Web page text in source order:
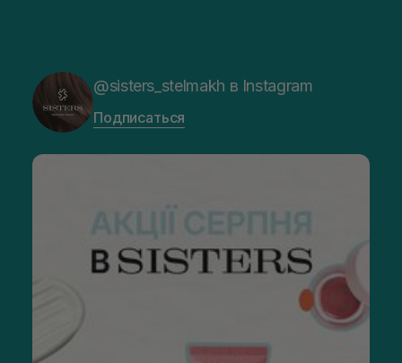
@sisters_stelmakh в Instagram
Подписаться